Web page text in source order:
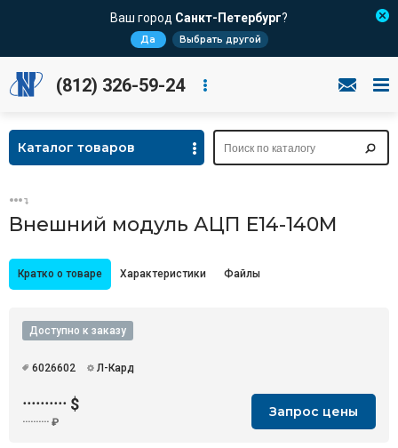
Ваш город Санкт-Петербург?
Да Выбрать другой
(812) 326-59-24
Каталог товаров
Внешний модуль АЦП E14-140M
Кратко о товаре Характеристики Файлы
Доступно к заказу
6026602 Л-Кард
·········· $
·········· ₽
Запрос цены